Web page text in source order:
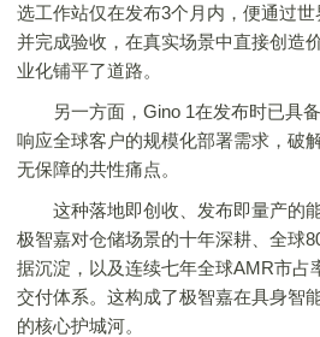
选工作站仅在发布3个月内，便通过
并完成验收，在真实场景中直接创造
业化铺平了道路。
另一方面，Gino 1在发布时已具备
响应全球客户的规模化部署需求，破
无保障的共性痛点。
这种落地即创收、发布即量产的
极智嘉对仓储场景的十年深耕、全球
据沉淀，以及连续七年全球AMR市占
交付体系。这构成了极智嘉在具身智
的核心护城河。